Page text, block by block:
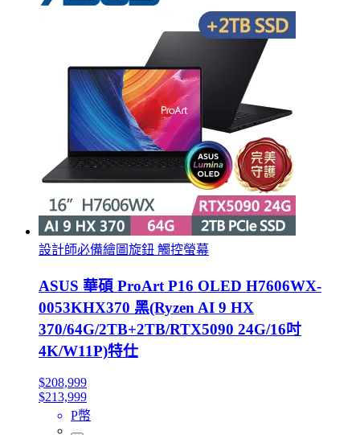
設計師必備繪圖旋鈕 觸控螢幕
ASUS 華碩 ProArt P16 OLED H7606WX-
0053KHX370 黑(Ryzen AI 9 HX
370/64G/2TB+2TB/RTX5090 24G/16吋
4K/W11P)特仕
$208,999
$213,999
P幣